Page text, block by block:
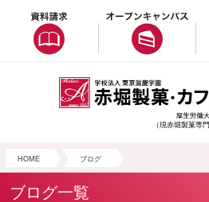
（現赤堀製菓専
HOME ブログ
ブログ一覧